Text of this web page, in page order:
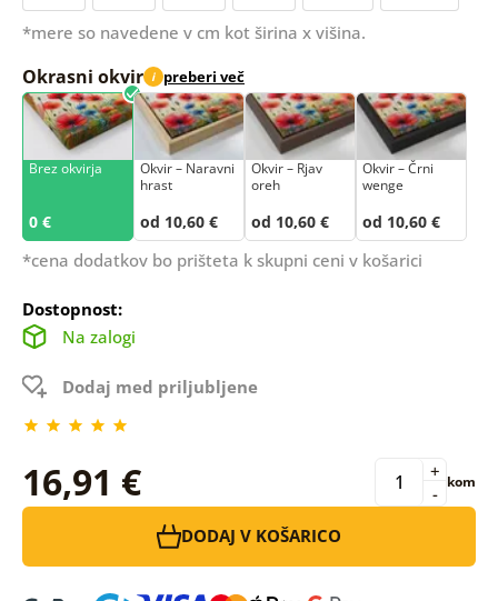
*mere so navedene v cm kot širina x višina.
Okrasni okvir i preberi več
Brez okvirja
0 €
Okvir – Naravni
hrast
od 10,60 €
Okvir – Rjav
oreh
od 10,60 €
Okvir – Črni
wenge
od 10,60 €
*cena dodatkov bo prišteta k skupni ceni v košarici
Dostopnost:
Na zalogi
Dodaj med priljubljene
16,91 € -
+ kom
DODAJ V KOŠARICO